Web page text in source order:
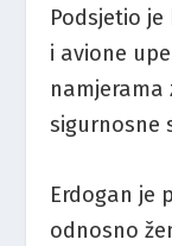
Podsjetio
i avione
namjerama
sigurnosne
Erdogan je
odnosno